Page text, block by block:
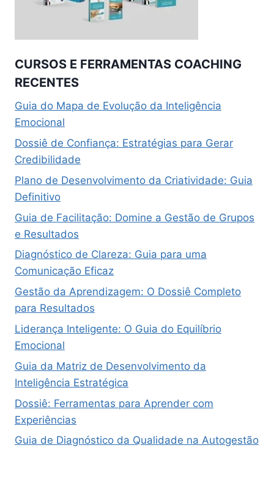
CURSOS E FERRAMENTAS COACHING
RECENTES
Guia do Mapa de Evolução da Inteligência
Emocional
Dossiê de Confiança: Estratégias para Gerar
Credibilidade
Plano de Desenvolvimento da Criatividade: Guia
Definitivo
Guia de Facilitação: Domine a Gestão de Grupos
e Resultados
Diagnóstico de Clareza: Guia para uma
Comunicação Eficaz
Gestão da Aprendizagem: O Dossiê Completo
para Resultados
Liderança Inteligente: O Guia do Equilíbrio
Emocional
Guia da Matriz de Desenvolvimento da
Inteligência Estratégica
Dossiê: Ferramentas para Aprender com
Experiências
Guia de Diagnóstico da Qualidade na Autogestão